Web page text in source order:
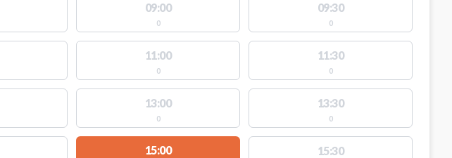
09:00
0
09:30
0
11:00
0
11:30
0
13:00
0
13:30
0
15:00 15:30